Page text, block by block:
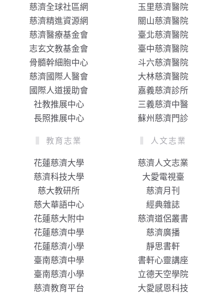
慈濟全球社區網
慈濟精進資源網
慈濟醫療基金會
志玄文教基金會
骨髓幹細胞中心
慈濟國際人醫會
國際人道援助會
社教推展中心
長照推展中心
玉里慈濟醫院
關山慈濟醫院
臺北慈濟醫院
臺中慈濟醫院
斗六慈濟醫院
大林慈濟醫院
嘉義慈濟診所
三義慈濟中醫
蘇州慈濟門診
教育志業
花蓮慈濟大學
慈濟科技大學
慈大教研所
慈大華語中心
花蓮慈大附中
花蓮慈濟中學
花蓮慈濟小學
臺南慈濟中學
臺南慈濟小學
慈濟教育平台
人文志業
慈濟人文志業
大愛電視臺
慈濟月刊
經典雜誌
慈濟道侶叢書
慈濟廣播
靜思書軒
書軒心靈講座
立德天空學院
大愛感恩科技